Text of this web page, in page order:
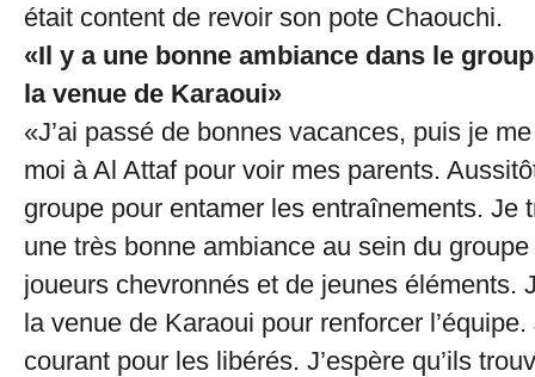
était content de revoir son pote Chaouchi.
«Il y a une bonne ambiance dans le
la venue de Karaoui»
«J’ai passé de bonnes vacances, puis je
moi à Al Attaf pour voir mes parents.
groupe pour entamer les entraînements. Je
une très bonne ambiance au sein du
joueurs chevronnés et de jeunes éléments.
la venue de Karaoui pour renforcer l’équipe.
courant pour les libérés. J’espère qu’ils